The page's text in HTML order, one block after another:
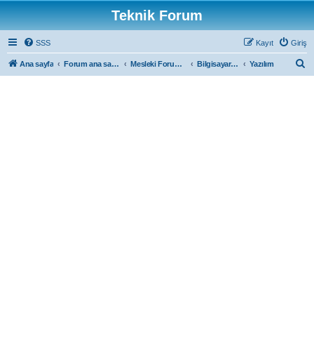
Teknik Forum
SSS Giriş
Kayıt
Ana sayfa Forum ana sayfa Mesleki Forumlar Bilgisayar Forum Yazılım